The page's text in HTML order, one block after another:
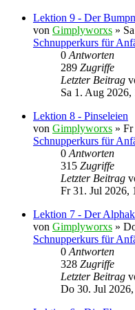
Lektion 9 - Der
von Gimplyworxs »
Schnupperkurs für
0 Antworten
289 Zugriffe
Letzter Beitrag
Sa 1. Aug 2026,
Lektion 8 - Pinseleien
von Gimplyworxs » Fr
Schnupperkurs für
0 Antworten
315 Zugriffe
Letzter Beitrag
Fr 31. Jul 2026,
Lektion 7 - Der
von Gimplyworxs »
Schnupperkurs für
0 Antworten
328 Zugriffe
Letzter Beitrag
Do 30. Jul